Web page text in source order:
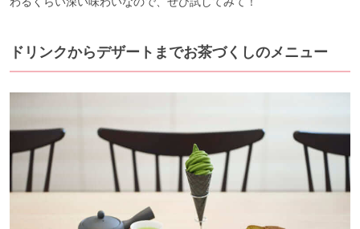
ドリンクからデザートまでお茶づくしのメニュー